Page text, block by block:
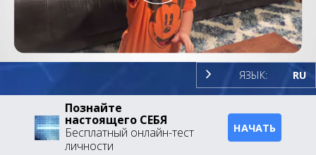
Video
ЯЗЫК: RU
Познайте
настоящего СЕБЯ
Бесплатный онлайн-тест
личности
НАЧАТЬ